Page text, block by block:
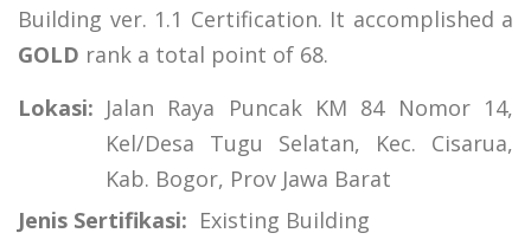
Building ver. 1.1 Certification. It accomplished a
GOLD rank a total point of 68.
Lokasi: Jalan Raya Puncak KM 84 Nomor 14,
Kel/Desa Tugu Selatan, Kec. Cisarua,
Kab. Bogor, Prov Jawa Barat
Jenis Sertifikasi: Existing Building